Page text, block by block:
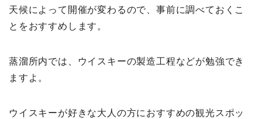
天候によって開催が変わるので、事前に調べておくこ
とをおすすめします。
蒸溜所内では、ウイスキーの製造工程などが勉強でき
ますよ。
ウイスキーが好きな大人の方におすすめの観光スポッ